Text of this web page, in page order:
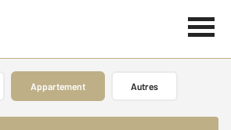
Appartement Autres